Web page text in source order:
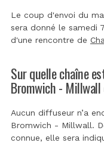
Le coup d'envoi du
sera donné le samedi
d'une rencontre de
Sur quelle chaîne
Bromwich -
Aucun diffuseur n’a
Bromwich - Millwall.
connue, elle sera